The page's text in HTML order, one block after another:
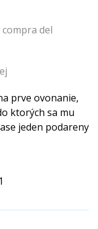
del
prve ovonanie,
ktorých sa mu
jeden podareny